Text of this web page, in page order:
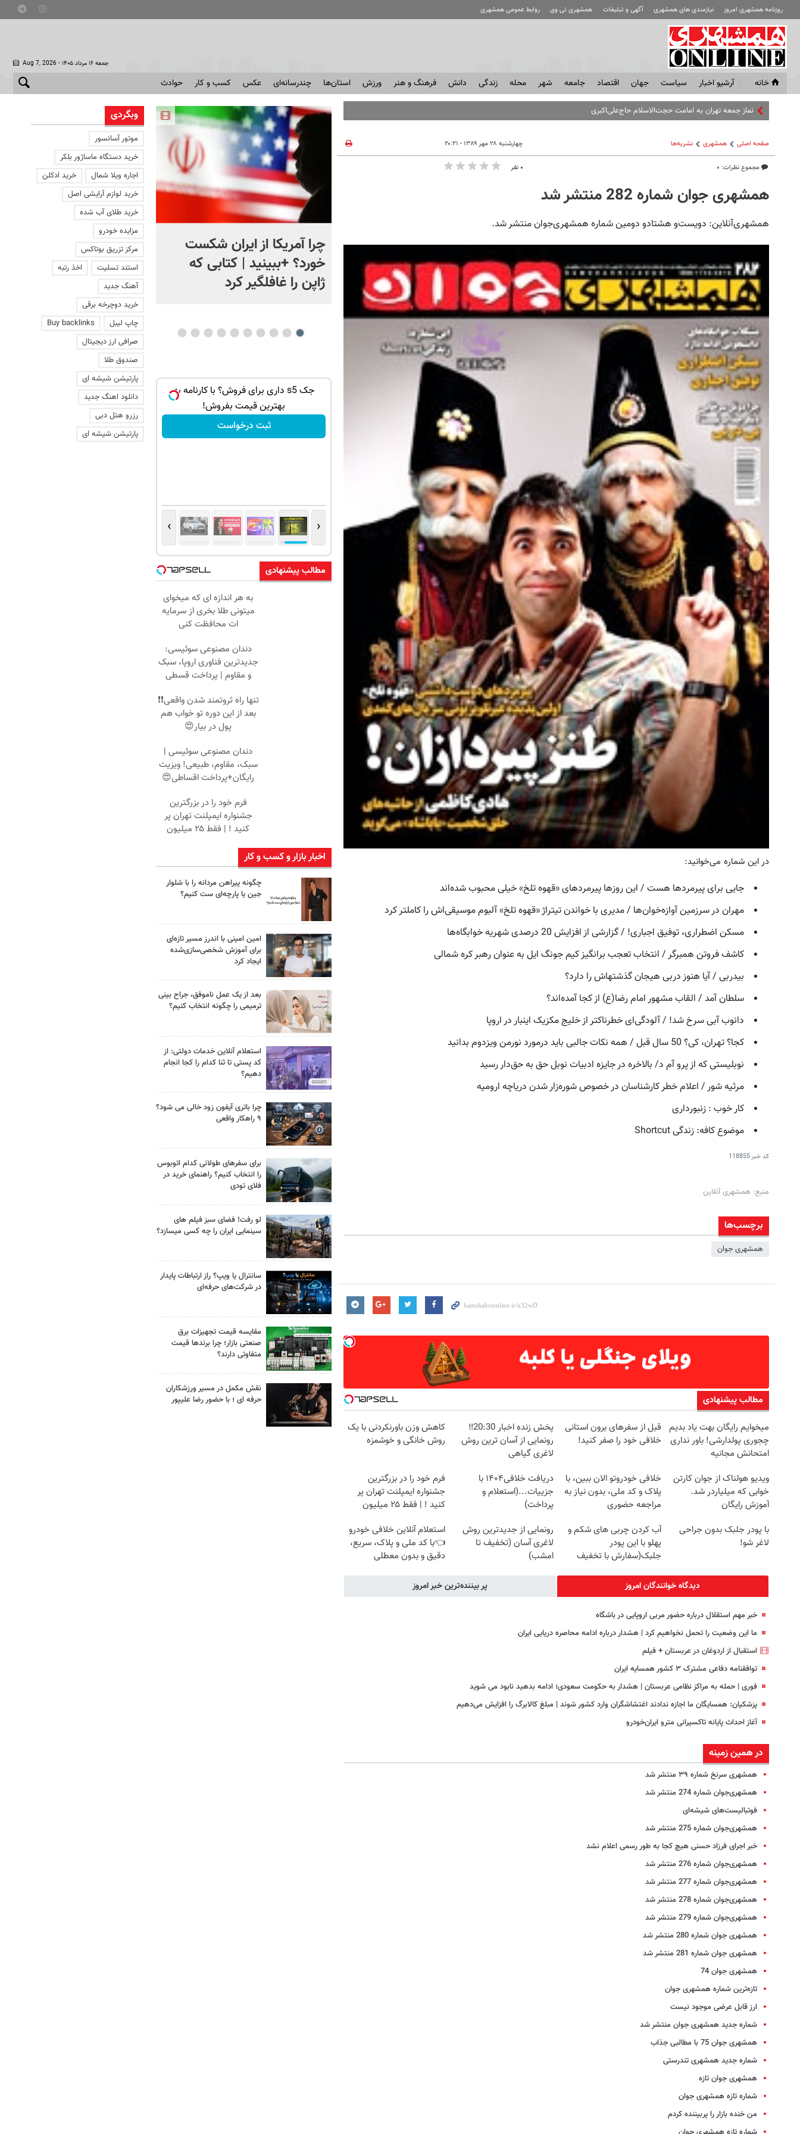
روزنامه همشهری امروز نیازمندی های همشهری آگهی و تبلیغات همشهری تی وی روابط عمومی همشهری
Aug 7, 2026 - جمعه ۱۶ مرداد ۱۴۰۵
خانه آرشیو اخبار سياست جهان اقتصاد جامعه شهر محله زندگی دانش فرهنگ و هنر ورزش استان‌ها چندرسانه‌ای عکس کسب و کار حوادث
نماز جمعه تهران به امامت حجت‌الاسلام حاج‌علی‌اکبری
صفحه اصلی همشهری نشریه‌ها
مجموع نظرات: ۰
چهارشنبه ۲۸ مهر ۱۳۸۹ - ۲۰:۲۱
۰ نفر
همشهری جوان شماره 282 منتشر شد
همشهری‌آنلاین: دویست‌و هشتادو دومین شماره همشهری‌جوان منتشر شد.
در این شماره می‌خوانید:
جایی برای پیرمردها هست / این روزها پیرمردهای «قهوه تلخ» خیلی محبوب شده‌اند
مهران در سرزمین آوازه‌خوان‌ها / مدیری با خواندن تیتراژ «قهوه تلخ» آلبوم موسیقی‌اش را کاملتر کرد
مسکن اضطراری، توفیق اجباری! / گزارشی از افزایش 20 درصدی شهریه خوابگاه‌ها
کاشف فروتن همبرگر / انتخاب تعجب برانگیز کیم جونگ ایل به عنوان رهبر کره شمالی
بیدربی / آیا هنوز دربی هیجان گذشتهاش را دارد؟
سلطان آمد / القاب مشهور امام رضا(ع) از کجا آمده‌اند؟
دانوب آبی سرخ شد! / آلودگی‌ای خطرناکتر از خلیج مکزیک اینبار در اروپا
کجا؟ تهران، کی؟ 50 سال قبل / همه نکات جالبی باید درمورد نورمن ویزدوم بدانید
نوبلیستی که از پرو آم د/ بالاخره در جایزه ادبیات نوبل حق به حق‌دار رسید
مرثیه شور / اعلام خطر کارشناسان در خصوص شوره‌زار شدن دریاچه ارومیه
کار خوب : زنبورداری
موضوع کافه: زندگی Shortcut
کد خبر118855
منبع: همشهری آنلاین
برچسب‌ها
همشهری جوان
مطالب پیشنهادی
میخوایم رایگان بهت یاد بدیم
چجوری پولدارشی! باور نداری
امتحانش مجانیه
قبل از سفرهای برون استانی
خلافی خود را صفر کنید!
پخش زنده اخبار 20:30‼️
رونمایی از آسان ترین روش
لاغری گیاهی
کاهش وزن باورنکردنی با یک
روش خانگی و خوشمزه
ویدیو هولناک از جوان کارتن
خوابی که میلیاردر شد.
آموزش رایگان
خلافی خودروتو الان ببین، با
پلاک و کد ملی، بدون نیاز به
مراجعه حضوری
دریافت خلافی۱۴۰۴ با
جزییات...(استعلام و
پرداخت)
فرم خود را در بزرگترین
جشنواره ایمپلنت تهران پر
کنید ! | فقط ۲۵ میلیون
با پودر جلبک بدون جراحی
لاغر شو!
آب کردن چربی های شکم و
پهلو با این پودر
جلبک(سفارش با تخفیف
رونمایی از جدیدترین روش
لاغری آسان (تخفیف تا
امشب)
استعلام آنلاین خلافی خودرو
👈با کد ملی و پلاک، سریع،
دقیق و بدون معطلی
دیدگاه خوانندگان امروز پر بیننده‌ترین خبر امروز
خبر مهم استقلال درباره حضور مربی اروپایی در باشگاه
ما این وضعیت را تحمل نخواهیم کرد | هشدار درباره ادامه محاصره دریایی ایران
استقبال از اردوغان در عربستان + فیلم
توافقنامه دفاعی مشترک ۳ کشور همسایه ایران
فوری | حمله به مراکز نظامی عربستان | هشدار به حکومت سعودی؛ ادامه بدهید نابود می شوید
پزشکیان: همسایگان ما اجازه ندادند اغتشاشگران وارد کشور شوند | مبلغ کالابرگ را افزایش می‌دهیم
آغاز احداث پایانه تاکسیرانی مترو ایران‌خودرو
در همین زمینه
همشهری سرنخ شماره ۳۹ منتشر شد
همشهری‌جوان شماره 274 منتشر ‌شد
فوتبالیست‌های شیشه‌ای
همشهری‌جوان شماره 275 منتشر ‌شد
خبر اجرای فرزاد حسنی هیچ کجا به طور رسمی اعلام نشد
همشهری‌جوان شماره 276 منتشر ‌شد
همشهری‌جوان شماره 277 منتشر شد
همشهری‌جوان شماره 278 منتشر شد
همشهری‌جوان شماره 279 منتشر شد
همشهری جوان شماره 280 منتشر شد
همشهری جوان شماره 281 منتشر شد
همشهری جوان 74
تازه‌ترین شماره همشهری جوان
ارز قابل عرضی موجود نیست
شماره جدید همشهری جوان منتشر شد
همشهری جوان 75 با مطالبی جذاب
شماره جدید همشهری تندرستی
همشهری جوان تازه
شماره تازه همشهری جوان
من خنده بازار را پربیننده کردم
ماجرای نقشه های جدید در
ایستگاه های مترو چیست؟
چرا آمریکا از ایران شکست
خورد؟ +ببینید | کتابی که
ژاپن را غافلگیر کرد
استقبال از اردوغان در
عربستان + فیلم
55% تخفیف دمنوش گیاهی مخصوص
کبد(بزن اینجا)
خرید محصول
این نوشیدنی گیاهی کبد شما را سم زدایی می
کند (با ضمانت مرجوعی)
خرید محصول
فرمول جوانسازی پوست لو رفت!کرم
ضدچروک جلبک با تخفیف
تخفیف ویژه!
جک s5 داری برای فروش؟ با کارنامه به
بهترین قیمت بفروش!
ثبت درخواست
‹
›
مطالب پیشنهادی
به هر اندازه ای که میخوای
میتونی طلا بخری از سرمایه
ات محافظت کنی
دندان مصنوعی سوئیسی:
جدیدترین فناوری اروپا، سبک
و مقاوم | پرداخت قسطی
تنها راه ثروتمند شدن واقعی❗❗
بعد از این دوره تو خواب هم
پول در بیار😍
دندان مصنوعی سوئیسی |
سبک، مقاوم، طبیعی! ویزیت
رایگان+پرداخت اقساطی😍
فرم خود را در بزرگترین
جشنواره ایمپلنت تهران پر
کنید ! | فقط ۲۵ میلیون
اخبار بازار و کسب و کار
چگونه پیراهن مردانه را با شلوار
جین یا پارچه‌ای ست کنیم؟
امین امینی با اندرز مسیر تازه‌ای
برای آموزش شخصی‌سازی‌شده
ایجاد کرد
بعد از یک عمل ناموفق، جراح بینی
ترمیمی را چگونه انتخاب کنیم؟
استعلام آنلاین خدمات دولتی: از
کد پستی تا ثنا کدام را کجا انجام
دهیم؟
چرا باتری آیفون زود خالی می شود؟
۹ راهکار واقعی
برای سفرهای طولانی کدام اتوبوس
را انتخاب کنیم؟ راهنمای خرید در
فلای تودی
لو رفت! فضای سبز فیلم های
سینمایی ایران را چه کسی میسازد؟
سانترال یا ویپ؟ راز ارتباطات پایدار
در شرکت‌های حرفه‌ای
مقایسه قیمت تجهیزات برق
صنعتی بازار؛ چرا برندها قیمت
متفاوتی دارند؟
نقش مکمل در مسیر ورزشکاران
حرفه ای ؛ با حضور رضا علیپور
وبگردی
موتور آسانسور
خرید دستگاه ماساژور بلکر
اجاره ویلا شمال
خرید ادکلن
خرید لوازم آرایشی اصل
خرید طلای آب شده
مزایده خودرو
مرکز تزریق بوتاکس
استند تسلیت
اخذ رتبه
آهنگ جدید
خرید دوچرخه برقی
چاپ لیبل
Buy backlinks
صرافی ارز دیجیتال
صندوق طلا
پارتیشن شیشه ای
دانلود اهنگ جدید
رزرو هتل دبی
پارتیشن شیشه ای